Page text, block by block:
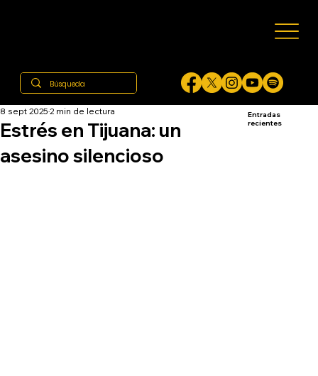
Estrés en Tijuana: un
asesino silencioso
8 sept 2025 2 min de lectura
Entradas
recientes